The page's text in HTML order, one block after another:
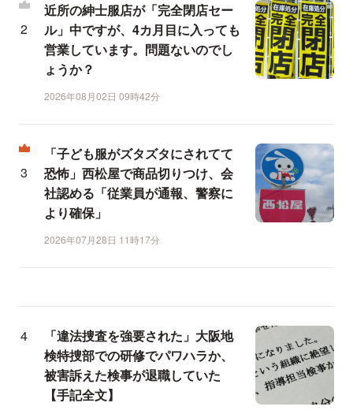
近所の紳士服店が「完全閉店セー
ル」中ですが、4カ月目に入っても
営業しています。問題ないのでし
ょうか？
2026年08月02日 09時42分
「子ども服がズタズタにされてて
恐怖」西松屋で商品切りつけ、会
社認める「従業員が通報、警察に
より確保」
2026年07月28日 11時17分
「違法捜査を強要された」大阪地
検特捜部での研修でパワハラか、
被害訴えた検事が退職していた
【手記全文】